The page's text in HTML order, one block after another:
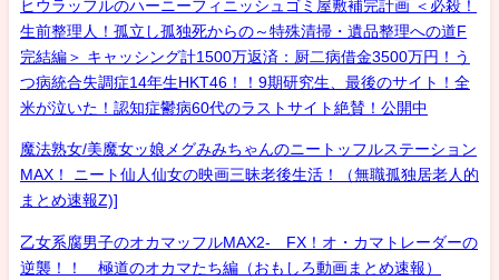
ヒウラッフルのハーニーフィニッシュゴミ屋敷補完計画 ＜必殺！
生前整理人！孤立し孤独死からの～特殊清掃・遺品整理への道F
完結編＞ キャッシング計1500万返済：厨二病借金3500万円！う
つ病統合失調症14年生HKT46！！9期研究生、最後のサイト！全
米が泣いた！認知症鬱病60代のラストサイト絶賛！公開中
魔法熟女/美魔女ッ娘メグみみちゃんのニートッフルステーション
MAX！ ニート仙人仙女の映画三昧老後生活！（無職孤独居老人的
まとめ速報Z)]
乙女系腐男子のオカマッフルMAX2- FX！オ・カマトレーダーの
逆襲！！ 極道のオカマたち編（おもしろ動画まとめ速報）